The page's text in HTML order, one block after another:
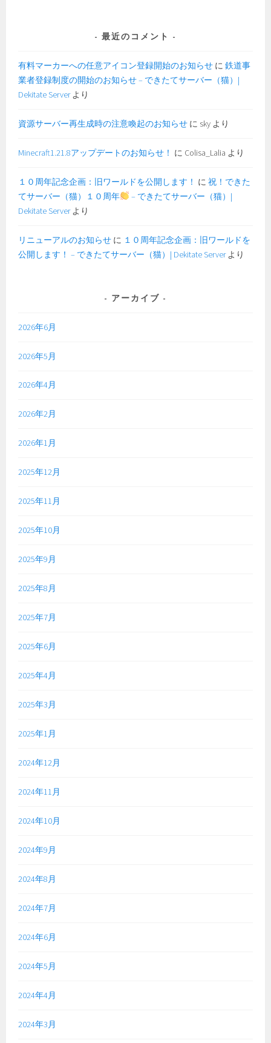
最近のコメント
有料マーカーへの任意アイコン登録開始のお知らせ に鉄道事
業者登録制度の開始のお知らせ – できたてサーバー（猫）|
Dekitate Serverより
資源サーバー再生成時の注意喚起のお知らせ に sky より
Minecraft1.21.8アップデートのお知らせ！ に Colisa_Lalia より
１０周年記念企画：旧ワールドを公開します！ に祝！できた
てサーバー（猫）１０周年
– できたてサーバー（猫）|
Dekitate Serverより
リニューアルのお知らせ に １０周年記念企画：旧ワールドを
公開します！ – できたてサーバー（猫）| Dekitate Serverより
アーカイブ
2026年6月
2026年5月
2026年4月
2026年2月
2026年1月
2025年12月
2025年11月
2025年10月
2025年9月
2025年8月
2025年7月
2025年6月
2025年4月
2025年3月
2025年1月
2024年12月
2024年11月
2024年10月
2024年9月
2024年8月
2024年7月
2024年6月
2024年5月
2024年4月
2024年3月